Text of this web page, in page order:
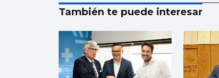
También te puede interesar